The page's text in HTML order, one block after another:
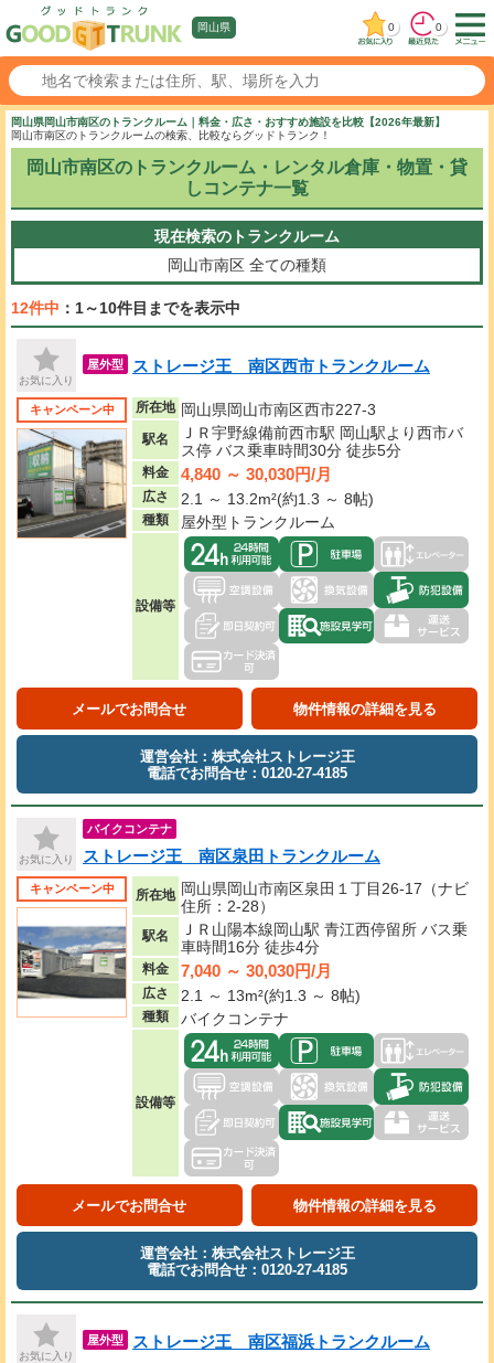
岡山県 0 0
岡山県岡山市南区のトランクルーム｜料金・広さ・おすすめ施設を比較【2026年最新】
岡山市南区のトランクルームの検索、比較ならグッドトランク！
岡山市南区のトランクルーム・レンタル倉庫・物置・貸
しコンテナ一覧
現在検索のトランクルーム
岡山市南区 全ての種類
12件中 ：1～10件目までを表示中
お気に入り
屋外型 ストレージ王 南区西市トランクルーム
キャンペーン中 所在地 岡山県岡山市南区西市227-3
駅名
ＪＲ宇野線備前西市駅 岡山駅より西市バ
ス停 バス乗車時間30分 徒歩5分
料金 4,840 ～ 30,030円/月
広さ 2.1 ～ 13.2m²(約1.3 ～ 8帖)
種類 屋外型トランクルーム
設備等
メールでお問合せ 物件情報の詳細を見る
運営会社：株式会社ストレージ王
電話でお問合せ：0120-27-4185
お気に入り
バイクコンテナ
ストレージ王 南区泉田トランクルーム
キャンペーン中 所在地 岡山県岡山市南区泉田１丁目26-17（ナビ
住所：2-28）
駅名
ＪＲ山陽本線岡山駅 青江西停留所 バス乗
車時間16分 徒歩4分
料金 7,040 ～ 30,030円/月
広さ 2.1 ～ 13m²(約1.3 ～ 8帖)
種類 バイクコンテナ
設備等
メールでお問合せ 物件情報の詳細を見る
運営会社：株式会社ストレージ王
電話でお問合せ：0120-27-4185
お気に入り
屋外型 ストレージ王 南区福浜トランクルーム